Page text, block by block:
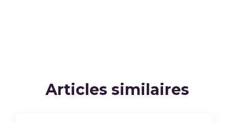
Articles similaires